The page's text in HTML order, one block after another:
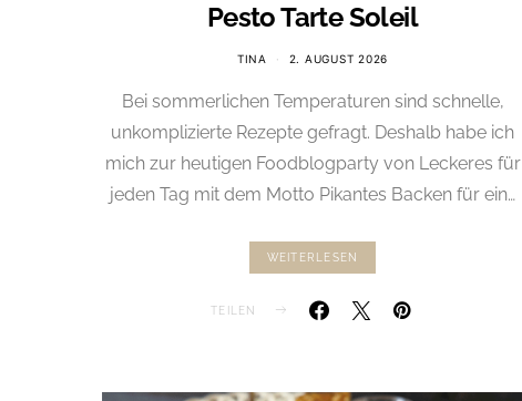
Pesto Tarte Soleil
TINA 2. AUGUST 2026
Bei sommerlichen Temperaturen sind schnelle,
unkomplizierte Rezepte gefragt. Deshalb habe ich
mich zur heutigen Foodblogparty von Leckeres für
jeden Tag mit dem Motto Pikantes Backen für ein…
WEITERLESEN
TEILEN